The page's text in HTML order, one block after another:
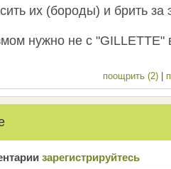
их (бороды) и брить за
нужно не с "GILLETTE"
поощрить (2) |
зарeгиcтрирyйтeсь